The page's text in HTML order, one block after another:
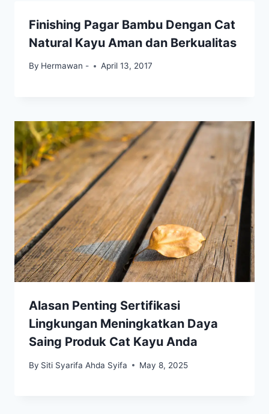
Finishing Pagar Bambu Dengan Cat
Natural Kayu Aman dan Berkualitas
By Hermawan - April 13, 2017
Alasan Penting Sertifikasi
Lingkungan Meningkatkan Daya
Saing Produk Cat Kayu Anda
By Siti Syarifa Ahda Syifa May 8, 2025